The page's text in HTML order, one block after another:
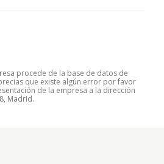
procede de la base de datos de
que existe algún error por favor
de la empresa a la dirección
Madrid.